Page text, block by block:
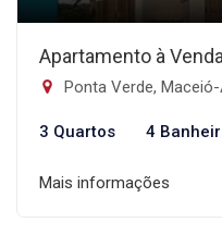
Apartamento à
Ponta Verde,
3 Quartos 4
Mais informações